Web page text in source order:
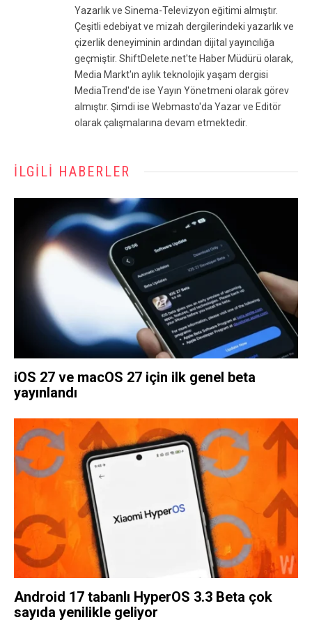
Yazarlık ve Sinema-Televizyon eğitimi almıştır.
Çeşitli edebiyat ve mizah dergilerindeki yazarlık ve
çizerlik deneyiminin ardından dijital yayıncılığa
geçmiştir. ShiftDelete.net'te Haber Müdürü olarak,
Media Markt'ın aylık teknolojik yaşam dergisi
MediaTrend'de ise Yayın Yönetmeni olarak görev
almıştır. Şimdi ise Webmasto'da Yazar ve Editör
olarak çalışmalarına devam etmektedir.
İLGILI HABERLER
iOS 27 ve macOS 27 için ilk genel beta
yayınlandı
Android 17 tabanlı HyperOS 3.3 Beta çok
sayıda yenilikle geliyor